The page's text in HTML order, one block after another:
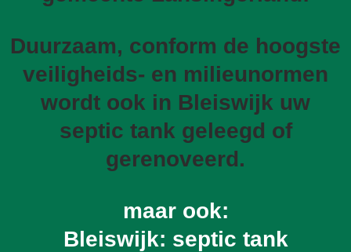
Duurzaam, conform de hoogste
veiligheids- en milieunormen
wordt ook in Bleiswijk uw
septic tank geleegd of
gerenoveerd.
maar ook:
Bleiswijk: septic tank